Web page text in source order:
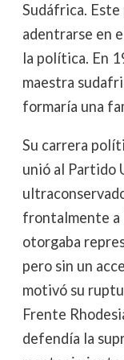
Sudáfrica.
adentrarse en
la política. En
maestra
formaría una
Su carrera
unió al Partido
frontalmente a
otorgaba
pero sin un
motivó su
Frente
defendía la